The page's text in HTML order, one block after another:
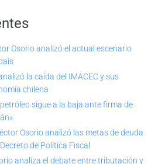
Osorio analizó el actual escenario
la caída del IMACEC y sus
chilena
sigue a la baja ante firma de
Osorio analizó las metas de deuda
de Política Fiscal
analiza el debate entre tributación y